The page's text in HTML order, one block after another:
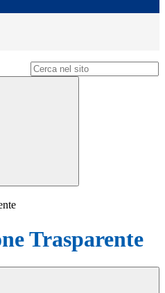
Trasparente